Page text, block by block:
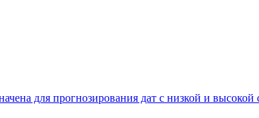
для прогнозирования дат с низкой и